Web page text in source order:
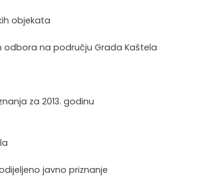
objekata
odbora na području Grada Kaštela
za 2013. godinu
javno priznanje